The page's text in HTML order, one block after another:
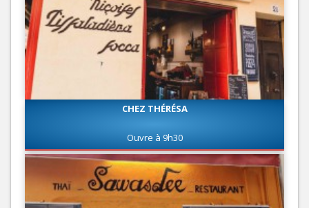
CHEZ THÉRÉSA
Ouvre à 9h30